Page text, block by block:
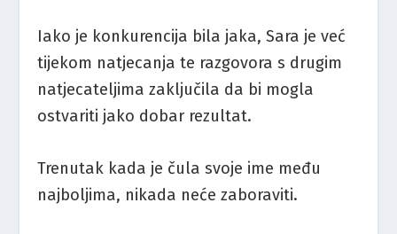
Iako je konkurencija bila jaka, Sara je već
tijekom natjecanja te razgovora s drugim
natjecateljima zaključila da bi mogla
ostvariti jako dobar rezultat.
Trenutak kada je čula svoje ime među
najboljima, nikada neće zaboraviti.